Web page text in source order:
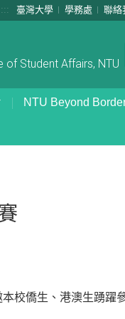
::: 臺灣大學 學務處 聯絡
of Student Affairs, NTU
NTU Beyond
校僑生、港澳生踴躍